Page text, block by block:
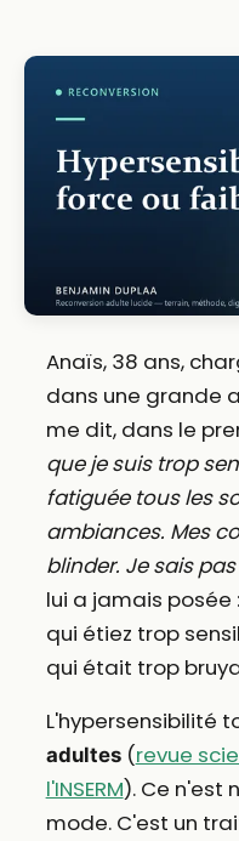
Anaïs, 38 ans,
dans une grande
me dit, dans le
que je suis trop
fatiguée tous les
ambiances. Mes
blinder. Je sais pas
lui a jamais posée
qui étiez trop
qui était trop
L'hypersensibilité
adultes(revue
l'INSERM). Ce n'est
mode. C'est un